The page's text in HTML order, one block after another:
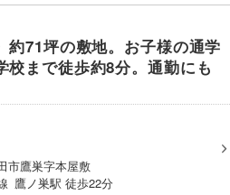
約71坪の敷地。お子様の通学
校まで徒歩約8分。通勤にも
市鷹巣字本屋敷
鷹ノ巣駅 徒歩22分